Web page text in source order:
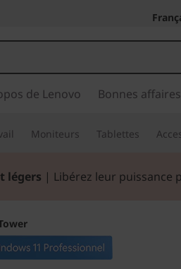
de Lenovo Bonnes affaires
Moniteurs Tablettes
légers | Libérez leur puissance